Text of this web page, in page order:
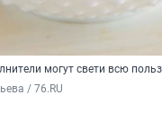
могут свети всю
/ 76.RU